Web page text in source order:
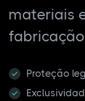
materiais
fabricação
Proteção